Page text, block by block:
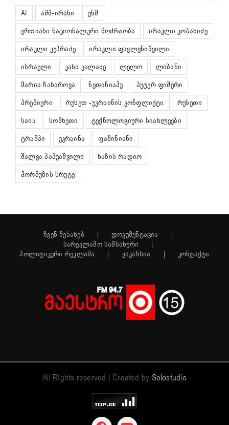
AI აშშ-ირანი
ენმ
ერთიანი ნაციონალური მოძრაობა
ირაკლი კობახიძე
ირაკლი კუპრაძე
ირაკლი ფავლენიშვილი
ისრაელი
კახა კალაძე ლელო
ლიბანი
მარია ზახაროვა
ნეთანიაჰუ
პეტერ ფიშერი
პრემიერი
რუსეთ -უკრაინის კონფლიქტი
რუსეთი
საია
სომხეთი
ტექნოლოგიური სიახლეები
ტრამპი
უკრაინა
ფაშინიანი
შალვა პაპუაშვილი
ხაზის რადიო
ჰორმუზის სრუტე
ჩვენ შესახებ
დოკუმენტაცია
სარეკლამო სამსახური
პოლიტიკური რეკლამა
ვაკანსია კონტაქტი
All RIghts reserved | Created by Solostudio